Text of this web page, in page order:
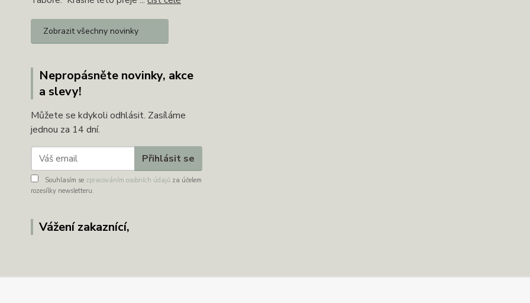
Zobrazit všechny novinky
Nepropásněte novinky, akce
a slevy!
Můžete se kdykoli odhlásit. Zasíláme
jednou za 14 dní.
Přihlásit se
Souhlasím se zpracováním osobních údajů za účelem
rozesílky newsletteru.
Vážení zakaznící,